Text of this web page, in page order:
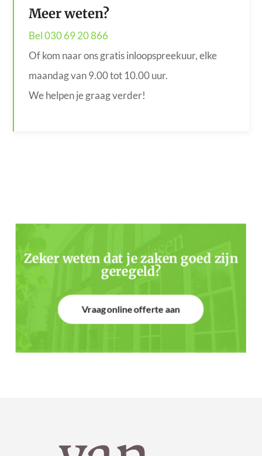
Meer weten?
Bel 030 69 20 866
Of kom naar ons gratis inloopspreekuur, elke
maandag van 9.00 tot 10.00 uur.
We helpen je graag verder!
Zeker weten dat je zaken goed zijn
geregeld?
Vraag online offerte aan